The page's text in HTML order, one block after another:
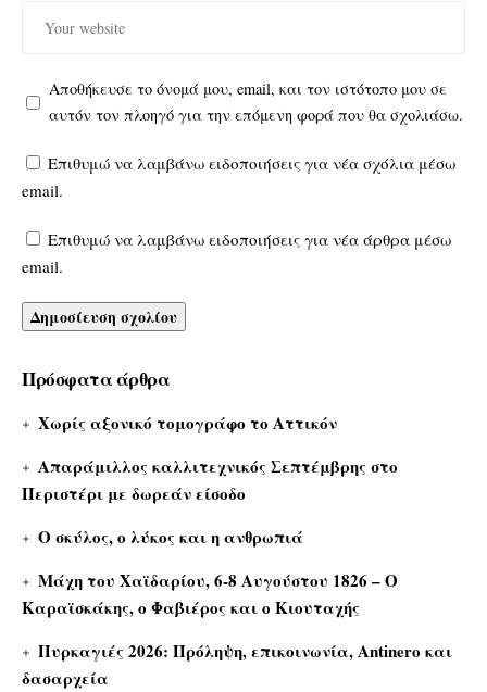
Αποθήκευσε το όνομά μου, email, και τον ιστότοπο μου σε
αυτόν τον πλοηγό για την επόμενη φορά που θα σχολιάσω.
Επιθυμώ να λαμβάνω ειδοποιήσεις για νέα σχόλια μέσω
email.
Επιθυμώ να λαμβάνω ειδοποιήσεις για νέα άρθρα μέσω
email.
Πρόσφατα άρθρα
Χωρίς αξονικό τομογράφο το Αττικόν
Απαράμιλλος καλλιτεχνικός Σεπτέμβρης στο
Περιστέρι με δωρεάν είσοδο
Ο σκύλος, ο λύκος και η ανθρωπιά
Μάχη του Χαϊδαρίου, 6-8 Αυγούστου 1826 – Ο
Καραϊσκάκης, ο Φαβιέρος και ο Κιουταχής
Πυρκαγιές 2026: Πρόληψη, επικοινωνία, Antinero και
δασαρχεία